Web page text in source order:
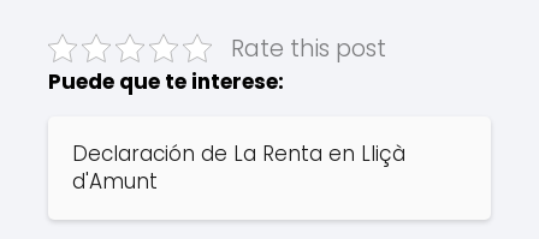
Rate this post
Puede que te interese:
Declaración de La Renta en Lliçà
d'Amunt